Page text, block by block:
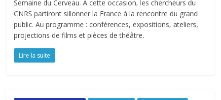
Semaine du Cerveau. A cette occasion, les chercheurs du
CNRS partiront sillonner la France à la rencontre du grand
public. Au programme : conférences, expositions, ateliers,
projections de films et pièces de théâtre.
Lire la suite